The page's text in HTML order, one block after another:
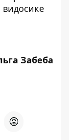
Забеба
😡